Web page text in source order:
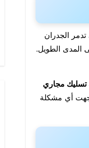
الجدران
المدى الطويل.
مجاري
أي مشكلة